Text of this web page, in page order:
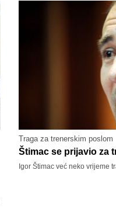
Traga za trenerskim poslom
Štimac se prijavio za
Igor Štimac već neko vrijeme